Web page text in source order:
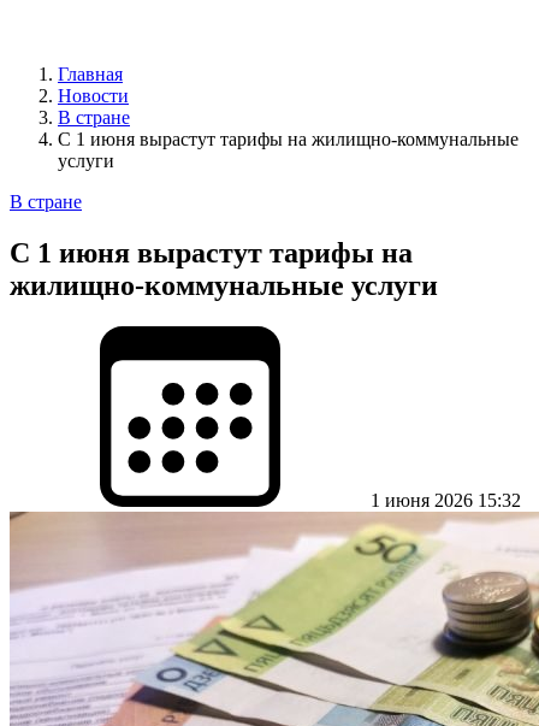
Главная
Новости
В стране
С 1 июня вырастут тарифы на жилищно-коммунальные
услуги
В стране
С 1 июня вырастут тарифы на
жилищно-коммунальные услуги
1 июня 2026 15:32